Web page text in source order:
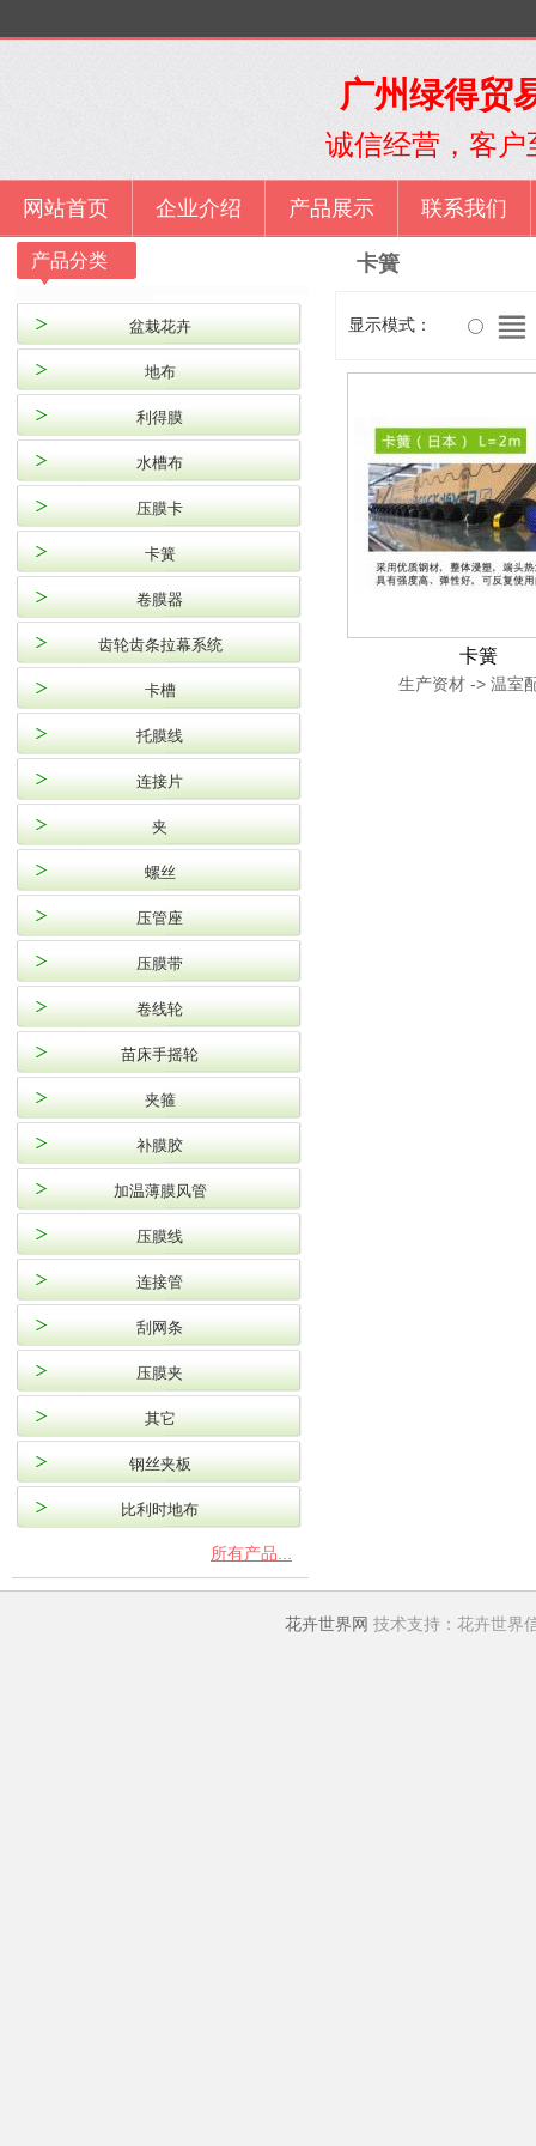
广州绿得贸
诚信经营，客
网站首页 企业介绍 产品展示 联系我们
产品分类
盆栽花卉
地布
利得膜
水槽布
压膜卡
卡簧
卷膜器
齿轮齿条拉幕系统
卡槽
托膜线
连接片
夹
螺丝
压管座
压膜带
卷线轮
苗床手摇轮
夹箍
补膜胶
加温薄膜风管
压膜线
连接管
刮网条
压膜夹
其它
钢丝夹板
比利时地布
所有产品...
卡簧
显示模式：
卡簧
生产资材 -> 温室
花卉世界网 技术支持：花